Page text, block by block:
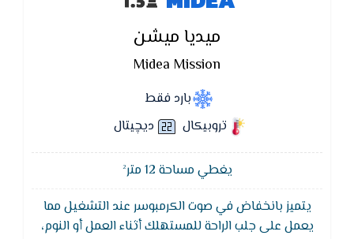
ميديا ميشن
Midea Mission
بارد فقط
تروبيكال
ديچيتال
يغطي مساحة 12 متر²
يتميز بانخفاض في صوت الكرمبوسر عند التشغيل مما
يعمل على جلب الراحة للمستهلك أثناء العمل أو النوم،